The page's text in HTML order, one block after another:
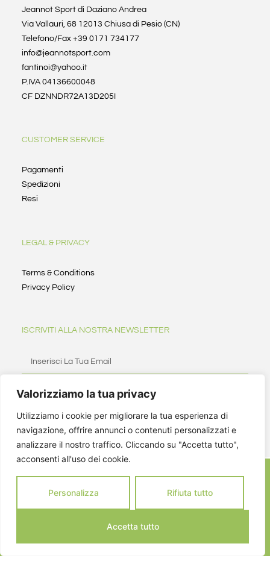
Valorizziamo la tua privacy
Utilizziamo i cookie per migliorare la tua esperienza di
navigazione, offrire annunci o contenuti personalizzati e
analizzare il nostro traffico. Cliccando su "Accetta tutto",
acconsenti all'uso dei cookie.
Personalizza Rifiuta tutto
Accetta tutto
Jeannot Sport di Daziano Andrea
Via Vallauri, 68 12013 Chiusa di Pesio (CN)
Telefono/Fax +39 0171 734177
info@jeannotsport.com
fantinoi@yahoo.it
P.IVA 04136600048
CF DZNNDR72A13D205I
CUSTOMER SERVICE
Pagamenti
Spedizioni
Resi
LEGAL & PRIVACY
Terms & Conditions
Privacy Policy
ISCRIVITI ALLA NOSTRA NEWSLETTER